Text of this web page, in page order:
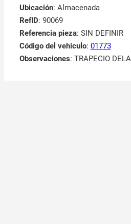
Ubicación: Almacenada
RefID: 90069
Referencia pieza: SIN DEFINIR
Código del vehículo: 01773
Observaciones: TRAPECIO